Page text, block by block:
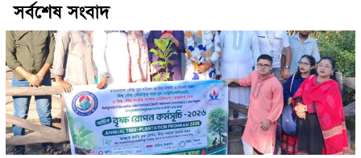
সর্বশেষ সংবাদ